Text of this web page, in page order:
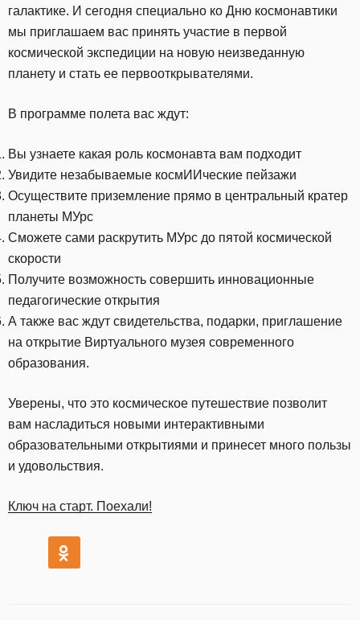
галактике. И сегодня специально ко Дню космонавтики
мы приглашаем вас принять участие в первой
космической экспедиции на новую неизведанную
планету и стать ее первооткрывателями.
В программе полета вас ждут:
Вы узнаете какая роль космонавта вам подходит
Увидите незабываемые космИИческие пейзажи
Осуществите приземление прямо в центральный кратер
планеты МУрс
Сможете сами раскрутить МУрс до пятой космической
скорости
Получите возможность совершить инновационные
педагогические открытия
А также вас ждут свидетельства, подарки, приглашение
на открытие Виртуального музея современного
образования.
Уверены, что это космическое путешествие позволит
вам насладиться новыми интерактивными
образовательными открытиями и принесет много пользы
и удовольствия.
Ключ на старт. Поехали!